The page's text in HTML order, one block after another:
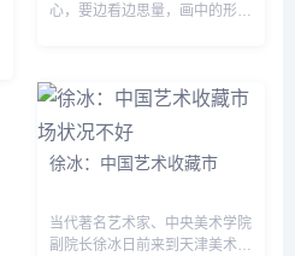
心，要边看边思量，画中的形象
染我们的心灵，直到进入浓密
化...
徐冰：中国艺术收藏市
当代著名艺术家、中央美术学院
副院长徐冰日前来到天津美术学